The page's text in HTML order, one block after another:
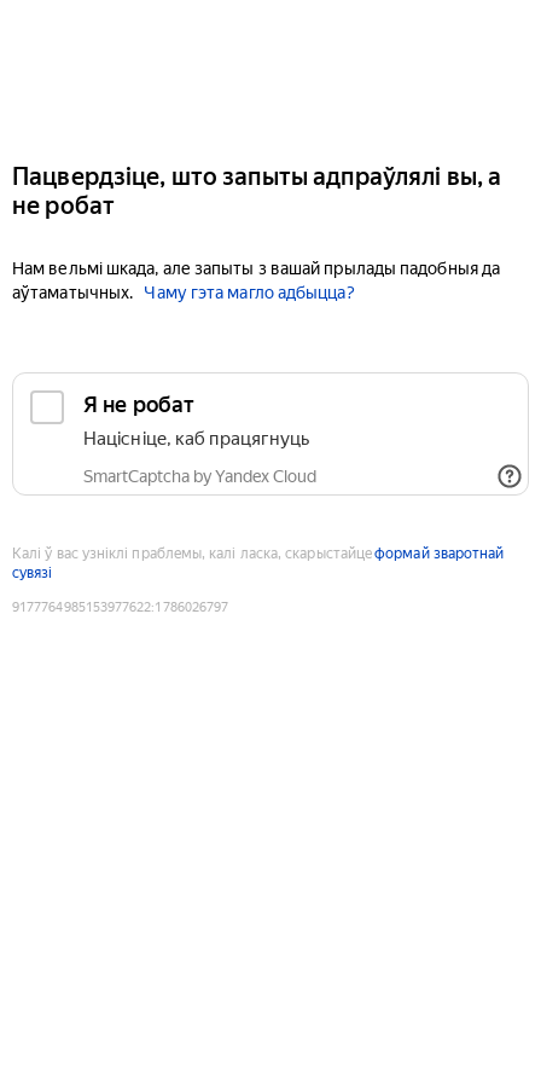
Пацвердзіце, што запыты адпраўлялі вы, а
не робат
Нам вельмі шкада, але запыты з вашай прылады падобныя да
аўтаматычных.
Чаму гэта магло адбыцца?
Я не робат
Націсніце, каб працягнуць
SmartCaptcha by Yandex Cloud
Калі ў вас узніклі праблемы, калі ласка, скарыстайцеформай зваротнай
сувязі
9177764985153977622:1786026797